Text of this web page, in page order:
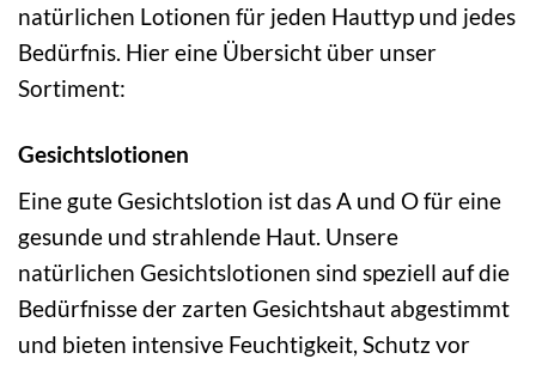
natürlichen Lotionen für jeden Hauttyp und jedes
Bedürfnis. Hier eine Übersicht über unser
Sortiment:
Gesichtslotionen
Eine gute Gesichtslotion ist das A und O für eine
gesunde und strahlende Haut. Unsere
natürlichen Gesichtslotionen sind speziell auf die
Bedürfnisse der zarten Gesichtshaut abgestimmt
und bieten intensive Feuchtigkeit, Schutz vor